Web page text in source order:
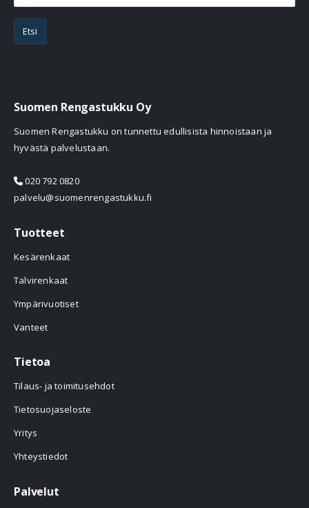
Etsi
Suomen Rengastukku Oy
Suomen Rengastukku on tunnettu edullisista hinnoistaan ja
hyvästä palvelustaan.
020 792 0820
palvelu@suomenrengastukku.fi
Tuotteet
Kesärenkaat
Talvirenkaat
Ympärivuotiset
Vanteet
Tietoa
Tilaus- ja toimitusehdot
Tietosuojaseloste
Yritys
Yhteystiedot
Palvelut